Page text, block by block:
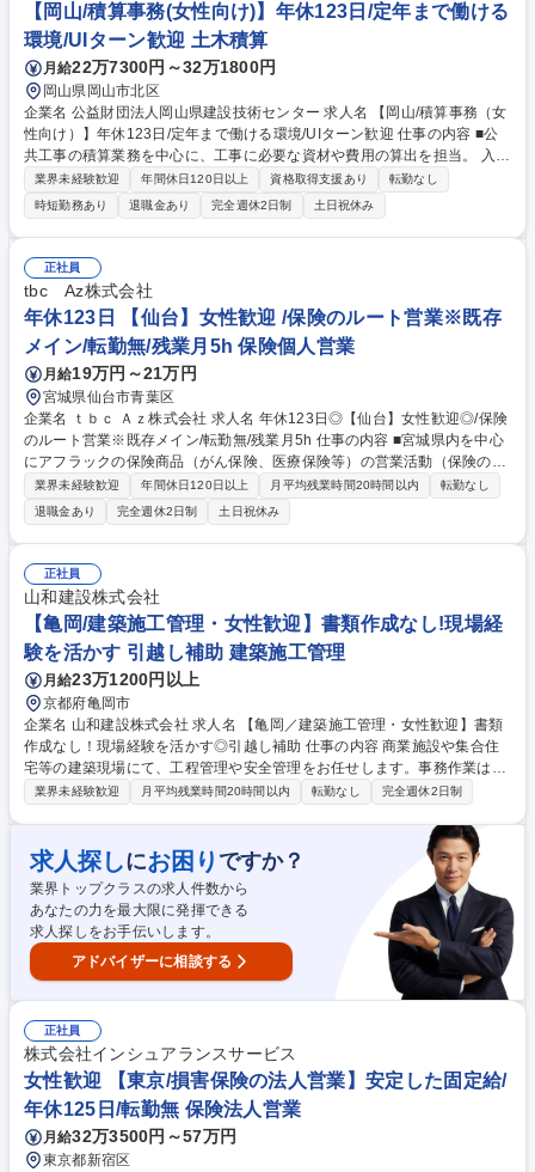
想いを繋ぐ◎
【岡山/積算事務(女性向け)】年休123日/定年まで働ける
環境/UIターン歓迎 土木積算
月給22万7300円～32万1800円
岡山県岡山市北区
企業名 公益財団法人岡山県建設技術センター 求人名 【岡山/積算事務（女
性向け）】年休123日/定年まで働ける環境/UIターン歓迎 仕事の内容 ■公
共工事の積算業務を中心に、工事に必要な資材や費用の算出を担当。 入社
後はOJTで基礎から学び、将来的には橋梁やトンネル工事にも関与。 子育
てや家庭と両立しやすい、柔軟な勤務体制が整っています。 ■道路・河
川・橋梁などの公共工事に関する設計・積算業務 ■県や市町村の担当者と
打合せし、工事費や納期を算出 ■積算ソフトを使用し、発注資料を作成 ■
施工現場への訪問は原則なく、事務所内でのデスクワークが中心 ■週1～2
回程度の外出（県庁・市役所など）あり 変更の範囲：変更無し 募集職種
【岡山/積算事務（女性向け）】年休123日/定年まで働ける環境/UIターン
歓迎
業界未経験歓迎 年間休日120日以上 資格取得支援あり
転勤なし
時短勤務あり
退職金あり 完全週休2日制 土日祝休み
正社員
tbc Az株式会社
年休123日 【仙台】女性歓迎 /保険のルート営業※既存
メイン/転勤無/残業月5h 保険個人営業
月給19万円～21万円
宮城県仙台市青葉区
企業名 ｔｂｃ Ａｚ株式会社 求人名 年休123日◎【仙台】女性歓迎◎/保険
のルート営業※既存メイン/転勤無/残業月5h 仕事の内容 ■宮城県内を中心
にアフラックの保険商品（がん保険、医療保険等）の営業活動（保険の見
直し）を担当いただきます。残業がほとんどなく土日祝休、年休123日と
ワークライフバランスを取りやすい環境です！ 【仕事内容】アフラックの
がん保険や医療保険の提案営業職です。飛び込み営業等は無く、既存のお
客様に対する保険の見直し提案と既存のお客様からの紹介案件がメインと
なり、営業未経験の方もご安心ください。※残業は月平均5時間◎終業後
は近くのデパートで買い物をし19時にはご家族で食事をとれます。※こち
らはポジティブ・アクション求人になります。女性歓迎の求人です。 募集
職種 年休123日◎【仙台】女性歓迎◎/保険のルート営業※既存メイン/転
勤無/残業月5h
業界未経験歓迎 年間休日120日以上 月平均残業時間20時間以内
転勤なし
退職金あり
完全週休2日制 土日祝休み
正社員
山和建設株式会社
【亀岡/建築施工管理・女性歓迎】書類作成なし!現場経
験を活かす 引越し補助 建築施工管理
月給23万1200円以上
京都府亀岡市
企業名 山和建設株式会社 求人名 【亀岡／建築施工管理・女性歓迎】書類
作成なし！現場経験を活かす◎引越し補助 仕事の内容 商業施設や集合住
宅等の建築現場にて、工程管理や安全管理をお任せします。事務作業は専
任スタッフが行うため、現場の指揮・段取りに集中できます。＜女性活躍
整（顔なじみの職人さんとの連携） ■現場の安全確認・品質チェック ■現
場写真の撮影（データ整理は事務スタッフが担当） ■近隣への挨拶・対応
※PCを使った書類作成業務はほとんどありません。 ※まずは先輩の補助
からスタートし、徐々に現場をお任せします。 募集職種 【亀岡／建築施
工管理・女性歓迎】書類作成なし！現場経験を活かす◎引越し補助
業界未経験歓迎 月平均残業時間20時間以内 転勤なし 完全週休2日制
求人探しにお困り ですか？
業界トップクラスの求人件数から
あなたの力を最大限に発揮できる
求人探しをお手伝いします。
アドバイザーに相談する
正社員
株式会社インシュアランスサービス
女性歓迎 【東京/損害保険の法人営業】安定した固定給/
年休125日/転勤無 保険法人営業
月給32万3500円～57万円
東京都新宿区